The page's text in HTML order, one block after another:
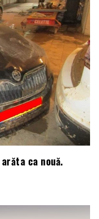
ca nouă.